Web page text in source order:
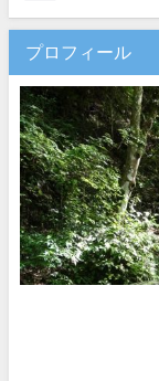
プロフィール